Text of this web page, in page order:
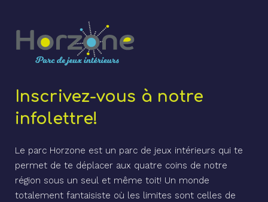
Inscrivez-vous à notre
infolettre!
Le parc Horzone est un parc de jeux intérieurs qui te
permet de te déplacer aux quatre coins de notre
région sous un seul et même toit! Un monde
totalement fantaisiste où les limites sont celles de